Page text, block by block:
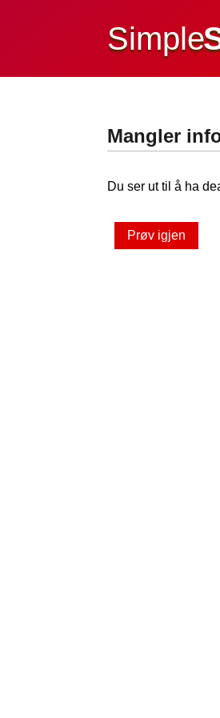
Simple
Mangler
Du ser ut til å ha
Prøv igjen